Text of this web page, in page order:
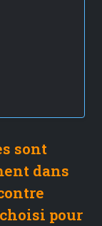
sont
dans
pour